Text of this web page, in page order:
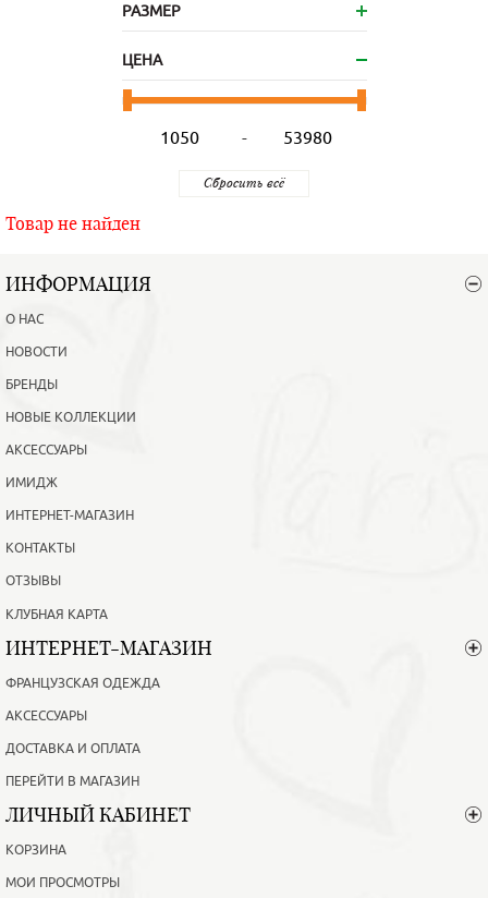
РАЗМЕР
ЦЕНА
-
Товар не найден
ИНФОРМАЦИЯ
О НАС
НОВОСТИ
БРЕНДЫ
НОВЫЕ КОЛЛЕКЦИИ
АКСЕССУАРЫ
ИМИДЖ
ИНТЕРНЕТ-МАГАЗИН
КОНТАКТЫ
ОТЗЫВЫ
КЛУБНАЯ КАРТА
ИНТЕРНЕТ-МАГАЗИН
ФРАНЦУЗСКАЯ ОДЕЖДА
АКСЕССУАРЫ
ДОСТАВКА И ОПЛАТА
ПЕРЕЙТИ В МАГАЗИН
ЛИЧНЫЙ КАБИНЕТ
КОРЗИНА
МОИ ПРОСМОТРЫ